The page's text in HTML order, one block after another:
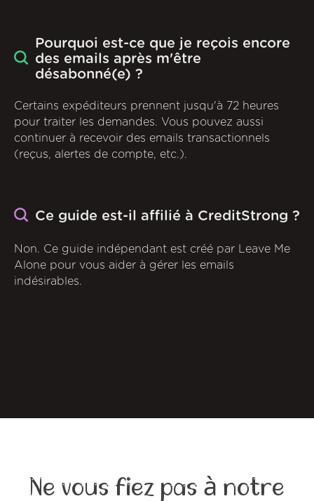
Pourquoi est-ce que je reçois encore
des emails après m'être
désabonné(e) ?
Certains expéditeurs prennent jusqu'à 72 heures
pour traiter les demandes. Vous pouvez aussi
continuer à recevoir des emails transactionnels
(reçus, alertes de compte, etc.).
Ce guide est-il affilié à CreditStrong ?
Non. Ce guide indépendant est créé par Leave Me
Alone pour vous aider à gérer les emails
indésirables.
Ne vous fiez pas à notre